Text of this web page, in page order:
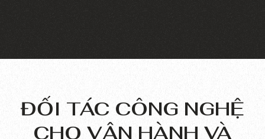
ĐỐI TÁC CÔNG NGHỆ
CHO VẬN HÀNH VÀ